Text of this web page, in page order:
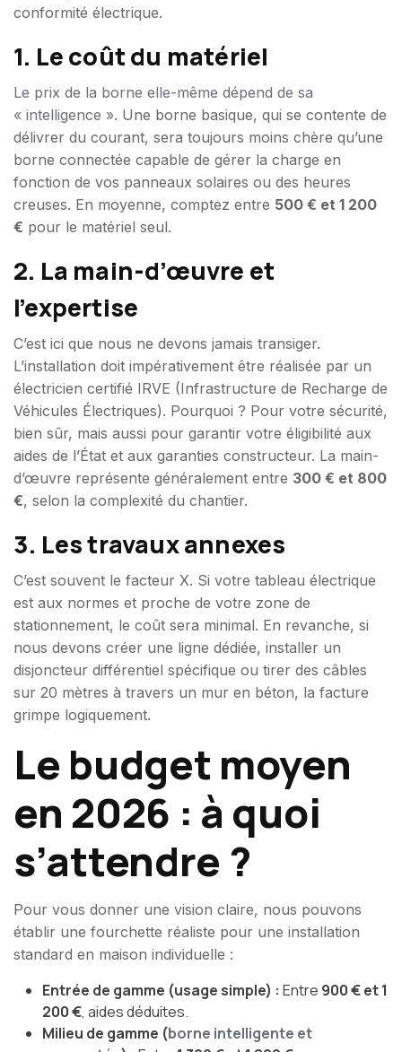
conformité électrique.
1. Le coût du matériel
Le prix de la borne elle-même dépend de sa
« intelligence ». Une borne basique, qui se contente de
délivrer du courant, sera toujours moins chère qu’une
borne connectée capable de gérer la charge en
fonction de vos panneaux solaires ou des heures
creuses. En moyenne, comptez entre 500 € et 1 200
€ pour le matériel seul.
2. La main-d’œuvre et
l’expertise
C’est ici que nous ne devons jamais transiger.
L’installation doit impérativement être réalisée par un
électricien certifié IRVE (Infrastructure de Recharge de
Véhicules Électriques). Pourquoi ? Pour votre sécurité,
bien sûr, mais aussi pour garantir votre éligibilité aux
aides de l’État et aux garanties constructeur. La main-
d’œuvre représente généralement entre 300 € et 800
€, selon la complexité du chantier.
3. Les travaux annexes
C’est souvent le facteur X. Si votre tableau électrique
est aux normes et proche de votre zone de
stationnement, le coût sera minimal. En revanche, si
nous devons créer une ligne dédiée, installer un
disjoncteur différentiel spécifique ou tirer des câbles
sur 20 mètres à travers un mur en béton, la facture
grimpe logiquement.
Le budget moyen
en 2026 : à quoi
s’attendre ?
Pour vous donner une vision claire, nous pouvons
établir une fourchette réaliste pour une installation
standard en maison individuelle :
Entrée de gamme (usage simple) : Entre 900 € et 1
200 €, aides déduites.
Milieu de gamme (borne intelligente et